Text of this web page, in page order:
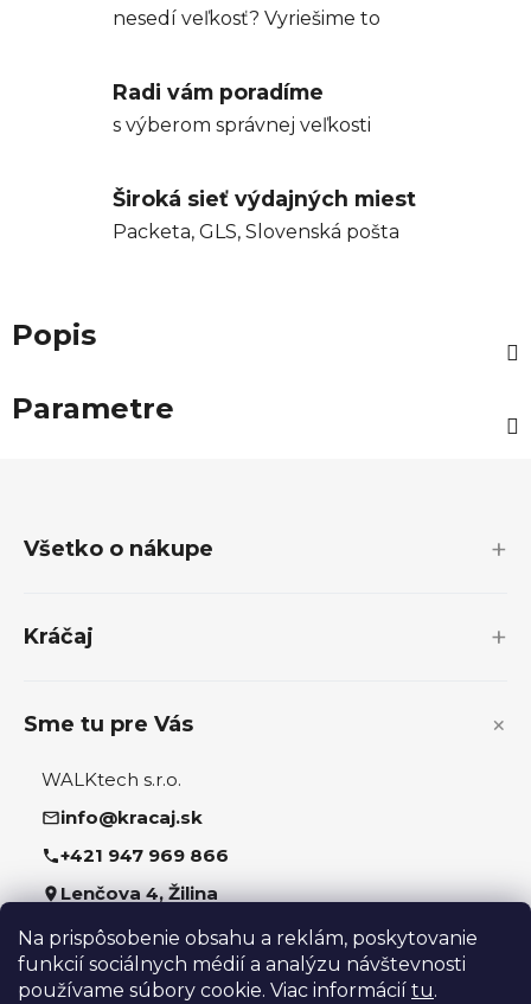
Na prispôsobenie obsahu a reklám, poskytovanie
funkcií sociálnych médií a analýzu návštevnosti
používame súbory cookie. Viac informácií tu.
nesedí veľkosť? Vyriešime to
Radi vám poradíme
s výberom správnej veľkosti
Široká sieť výdajných miest
Packeta, GLS, Slovenská pošta
Popis
Parametre
Všetko o nákupe
Kráčaj
Sme tu pre Vás
WALKtech s.r.o.
info@kracaj.sk
+421 947 969 866
Lenčova 4, Žilina
Sledujte nás